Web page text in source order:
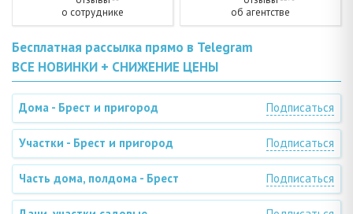
о сотруднике об агентстве
Бесплатная рассылка прямо в Telegram
ВСЕ НОВИНКИ + СНИЖЕНИЕ ЦЕНЫ
Дома - Брест и пригород Подписаться
Участки - Брест и пригород Подписаться
Часть дома, полдома - Брест Подписаться